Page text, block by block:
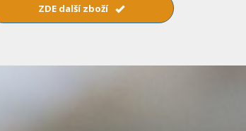
ZDE další zboží